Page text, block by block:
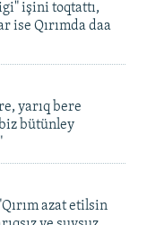
işini toqtattı,
ise Qırımda daa
yarıq bere
bütünley
azat etilsin